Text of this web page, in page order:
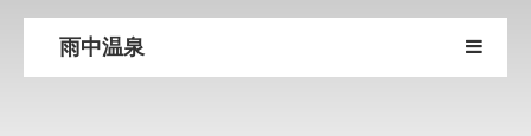
雨中温泉